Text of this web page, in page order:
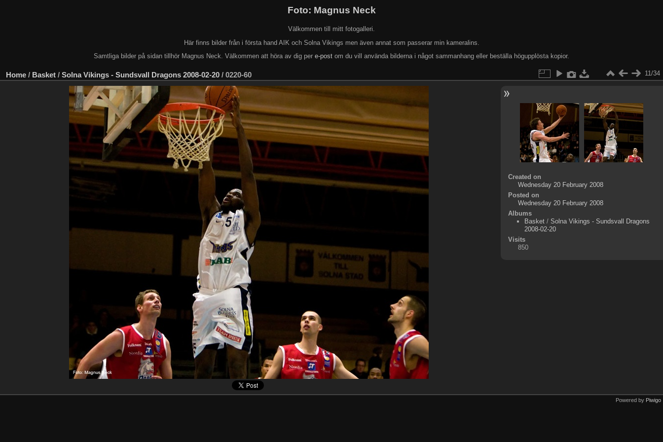
Foto: Magnus Neck
Välkommen till mitt fotogalleri.
Här finns bilder från i första hand AIK och Solna Vikings men även annat som passerar min kameralins.
Samtliga bilder på sidan tillhör Magnus Neck. Välkommen att höra av dig per e-post om du vill använda bilderna i något sammanhang eller beställa högupplösta kopior.
Home / Basket / Solna Vikings - Sundsvall Dragons 2008-02-20 / 0220-60 11/34
Created on
Wednesday 20 February 2008
Posted on
Wednesday 20 February 2008
Albums
Basket/ Solna Vikings - Sundsvall Dragons
2008-02-20
Visits
850
Powered by Piwigo